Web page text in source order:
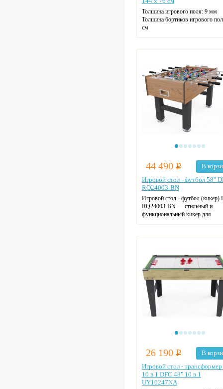
Толщина игрового поля: 9 мм
Толщина бортиков игрового
см
Держатель для бутылки:Есть
44 490 Р
В
Игровой стол - футбол 58"
RQ24003-BN
Игровой стол - футбол (кикер)
RQ24003-BN — стильный и
функциональный кикер для
тёплом каштановом цвете и
комнаты или зоны отдыха, как
детей, так и для взрослых.
26 190 Р
В
Игровой стол -
10 в 1 DFC 48" 10 в 1
UY10247NA